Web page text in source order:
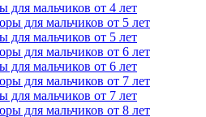
для мальчиков от 4 лет
для мальчиков от 5 лет
для мальчиков от 6 лет
для мальчиков от 7 лет